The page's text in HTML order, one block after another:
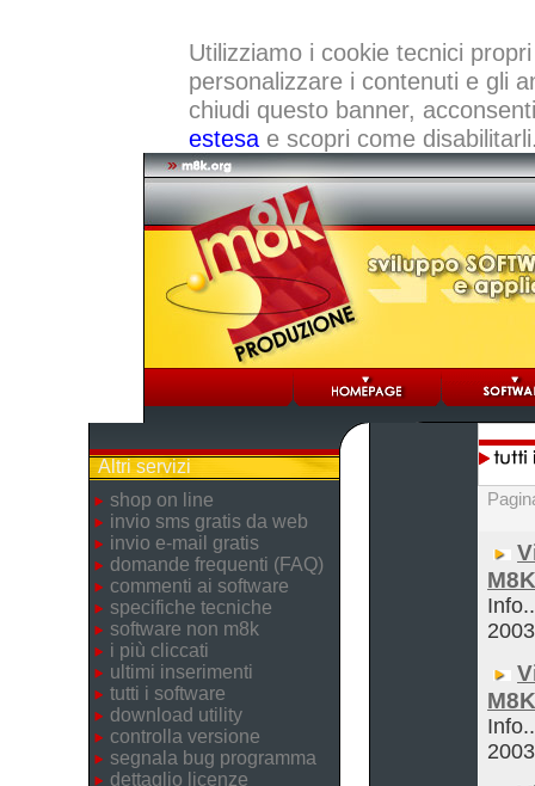
Utilizziamo i cookie tecnici
personalizzare i contenuti e gli
chiudi questo banner,
estesae scopri come
Altri servizi
shop on line
invio sms gratis da web
invio e-mail gratis
domande frequenti (FAQ)
commenti ai software
specifiche tecniche
software non m8k
i più cliccati
ultimi inserimenti
tutti i software
download utility
controlla versione
segnala bug programma
dettaglio licenze
2003
2003